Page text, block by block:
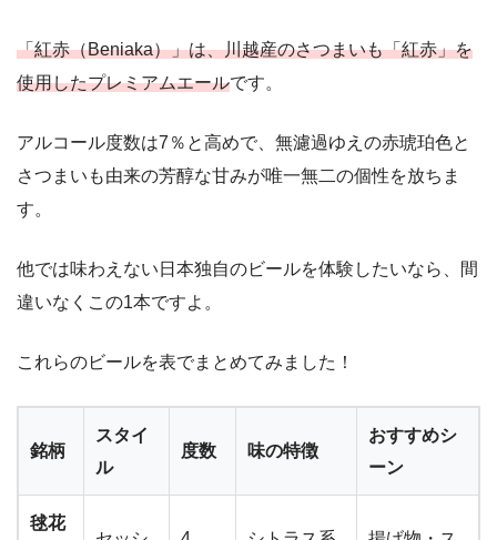
「紅赤（Beniaka）」は、川越産のさつまいも「紅赤」を
使用したプレミアムエールです。
アルコール度数は7％と高めで、無濾過ゆえの赤琥珀色と
さつまいも由来の芳醇な甘みが唯一無二の個性を放ちま
す。
他では味わえない日本独自のビールを体験したいなら、間
違いなくこの1本ですよ。
これらのビールを表でまとめてみました！
銘柄
スタイ
ル
度数 味の特徴
おすすめシ
ーン
毬花